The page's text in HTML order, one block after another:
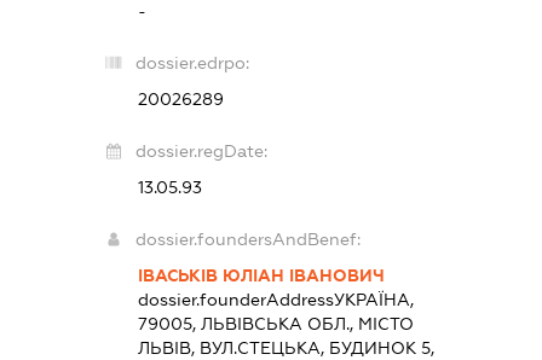
-
dossier.edrpo:
20026289
dossier.regDate:
13.05.93
dossier.foundersAndBenef:
ІВАСЬКІВ ЮЛІАН ІВАНОВИЧ
dossier.founderAddressУКРАЇНА,
79005, ЛЬВІВСЬКА ОБЛ., МІСТО
ЛЬВІВ, ВУЛ.СТЕЦЬКА, БУДИНОК 5,